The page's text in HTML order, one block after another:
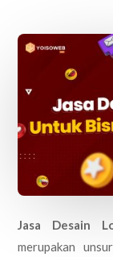
Jasa Desain
merupakan